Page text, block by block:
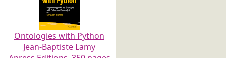
Ontologies with Python
Jean-Baptiste Lamy